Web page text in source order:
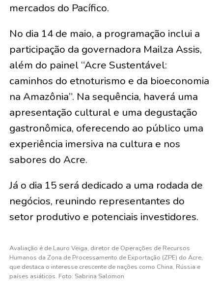
mercados do Pacífico.
No dia 14 de maio, a programação inclui a
participação da governadora Mailza Assis,
além do painel “Acre Sustentável:
caminhos do etnoturismo e da bioeconomia
na Amazônia”. Na sequência, haverá uma
apresentação cultural e uma degustação
gastronômica, oferecendo ao público uma
experiência imersiva na cultura e nos
sabores do Acre.
Já o dia 15 será dedicado a uma rodada de
negócios, reunindo representantes do
setor produtivo e potenciais investidores.
Avaliação é de Lauro Veiga, diretor de Operações de Recursos
Humanos da Zona de Processamento de Exportação (ZPE) do Acre,
que destaca o interesse crescente de nações como China, Rússia e
países asiáticos. Foto: Sabrina Salomon